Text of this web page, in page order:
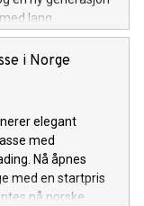
lang
i Norge
elegant
med
Nå åpnes
med en startpris
på norske